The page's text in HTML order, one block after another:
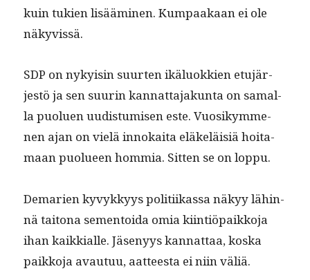
kuin tukien lisäämi­nen. Kumpaakaan ei ole
näkyvissä.
SDP on nyky­isin suurten ikälu­okkien etu­jär­
jestö ja sen suurin kan­nat­ta­jakun­ta on samal­
la puolu­en uud­is­tu­misen este. Vuosikymme­
nen ajan on vielä innokai­ta eläkeläisiä hoita­
maan puolueen hom­mia. Sit­ten se on loppu.
Demarien kyvykkyys poli­ti­ikas­sa näkyy lähin­
nä taitona semen­toi­da omia kiin­tiö­paikko­ja
ihan kaikkialle. Jäsenyys kan­nat­taa, kos­ka
paikko­ja avau­tuu, aat­teesta ei niin väliä.